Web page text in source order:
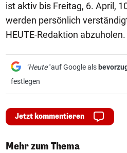
ist aktiv bis Freitag, 6. April,
werden persönlich
HEUTE-Redaktion
"Heute"auf Google als
festlegen
Jetzt kommentieren
Mehr zum Thema